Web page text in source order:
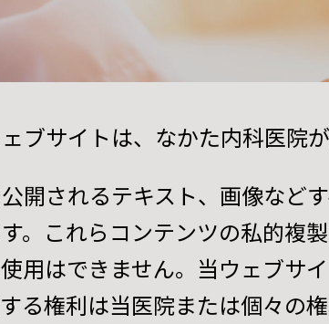
ブサイトは、なかた内科医院が
開されるテキスト、画像など
。これらコンテンツの私的複
用はできません。当ウェブサ
る権利は当医院または個々の